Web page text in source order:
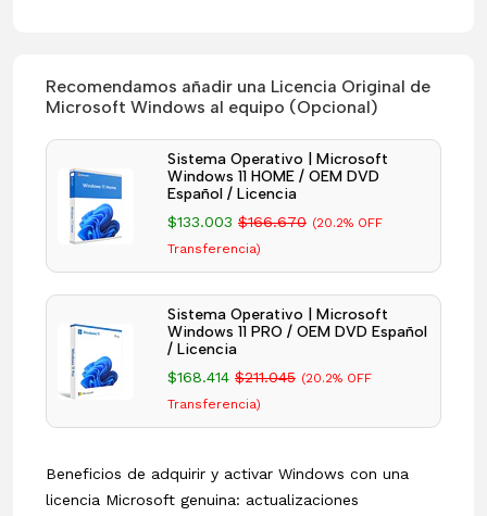
Recomendamos añadir una Licencia Original de
Microsoft Windows al equipo (Opcional)
Sistema Operativo | Microsoft
Windows 11 HOME / OEM DVD
Español / Licencia
$133.003 $166.670 (20.2% OFF
Transferencia)
Sistema Operativo | Microsoft
Windows 11 PRO / OEM DVD Español
/ Licencia
$168.414 $211.045 (20.2% OFF
Transferencia)
Beneficios de adquirir y activar Windows con una
licencia Microsoft genuina: actualizaciones